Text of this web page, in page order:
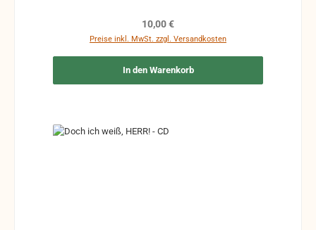
Regulärer Preis:
10,00 €
Preise inkl. MwSt. zzgl. Versandkosten
In den Warenkorb